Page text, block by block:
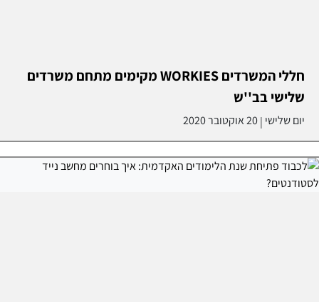
חללי המשרדים WORKIES מקימים מתחם משרדים
שלישי בב''ש
יום שלישי |20 אוקטובר 2020